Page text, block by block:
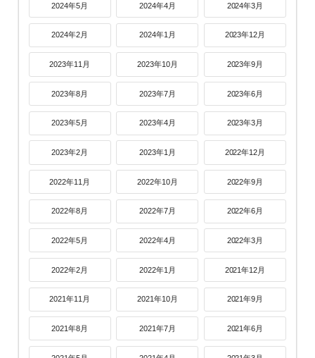
2024年5月 2024年4月 2024年3月
2024年2月 2024年1月 2023年12月
2023年11月 2023年10月 2023年9月
2023年8月 2023年7月 2023年6月
2023年5月 2023年4月 2023年3月
2023年2月 2023年1月 2022年12月
2022年11月 2022年10月 2022年9月
2022年8月 2022年7月 2022年6月
2022年5月 2022年4月 2022年3月
2022年2月 2022年1月 2021年12月
2021年11月 2021年10月 2021年9月
2021年8月 2021年7月 2021年6月